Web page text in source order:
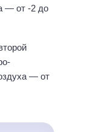
— от -2 до
— от